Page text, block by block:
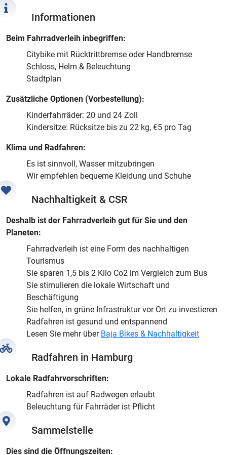
Informationen
Beim Fahrradverleih inbegriffen:
Citybike mit Rücktrittbremse oder Handbremse
Schloss, Helm & Beleuchtung
Stadtplan
Zusätzliche Optionen (Vorbestellung):
Kinderfahrräder: 20 und 24 Zoll
Kindersitze: Rücksitze bis zu 22 kg, €5 pro Tag
Klima und Radfahren:
Es ist sinnvoll, Wasser mitzubringen
Wir empfehlen bequeme Kleidung und Schuhe
Nachhaltigkeit & CSR
Deshalb ist der Fahrradverleih gut für Sie und den
Planeten:
Fahrradverleih ist eine Form des nachhaltigen
Tourismus
Sie sparen 1,5 bis 2 Kilo Co2 im Vergleich zum Bus
Sie stimulieren die lokale Wirtschaft und
Beschäftigung
Sie helfen, in grüne Infrastruktur vor Ort zu investieren
Radfahren ist gesund und entspannend
Lesen Sie mehr über Baja Bikes & Nachhaltigkeit
Radfahren in Hamburg
Lokale Radfahrvorschriften:
Radfahren ist auf Radwegen erlaubt
Beleuchtung für Fahrräder ist Pflicht
Sammelstelle
Dies sind die Öffnungszeiten: